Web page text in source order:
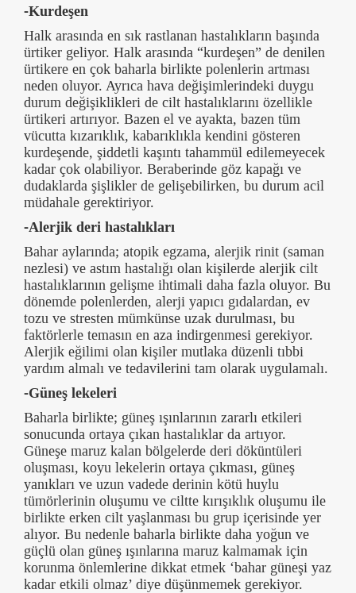
-Kurdeşen
Halk arasında en sık rastlanan hastalıkların başında
ürtiker geliyor. Halk arasında “kurdeşen” de denilen
ürtikere en çok baharla birlikte polenlerin artması
neden oluyor. Ayrıca hava değişimlerindeki duygu
durum değişiklikleri de cilt hastalıklarını özellikle
ürtikeri artırıyor. Bazen el ve ayakta, bazen tüm
vücutta kızarıklık, kabarıklıkla kendini gösteren
kurdeşende, şiddetli kaşıntı tahammül edilemeyecek
kadar çok olabiliyor. Beraberinde göz kapağı ve
dudaklarda şişlikler de gelişebilirken, bu durum acil
müdahale gerektiriyor.
-Alerjik deri hastalıkları
Bahar aylarında; atopik egzama, alerjik rinit (saman
nezlesi) ve astım hastalığı olan kişilerde alerjik cilt
hastalıklarının gelişme ihtimali daha fazla oluyor. Bu
dönemde polenlerden, alerji yapıcı gıdalardan, ev
tozu ve stresten mümkünse uzak durulması, bu
faktörlerle temasın en aza indirgenmesi gerekiyor.
Alerjik eğilimi olan kişiler mutlaka düzenli tıbbi
yardım almalı ve tedavilerini tam olarak uygulamalı.
-Güneş lekeleri
Baharla birlikte; güneş ışınlarının zararlı etkileri
sonucunda ortaya çıkan hastalıklar da artıyor.
Güneşe maruz kalan bölgelerde deri döküntüleri
oluşması, koyu lekelerin ortaya çıkması, güneş
yanıkları ve uzun vadede derinin kötü huylu
tümörlerinin oluşumu ve ciltte kırışıklık oluşumu ile
birlikte erken cilt yaşlanması bu grup içerisinde yer
alıyor. Bu nedenle baharla birlikte daha yoğun ve
güçlü olan güneş ışınlarına maruz kalmamak için
korunma önlemlerine dikkat etmek ‘bahar güneşi yaz
kadar etkili olmaz’ diye düşünmemek gerekiyor.